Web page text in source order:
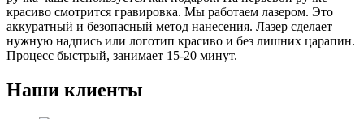
красиво смотрится гравировка. Мы работаем лазером. Это
аккуратный и безопасный метод нанесения. Лазер сделает
нужную надпись или логотип красиво и без лишних царапин.
Процесс быстрый, занимает 15-20 минут.
Наши клиенты